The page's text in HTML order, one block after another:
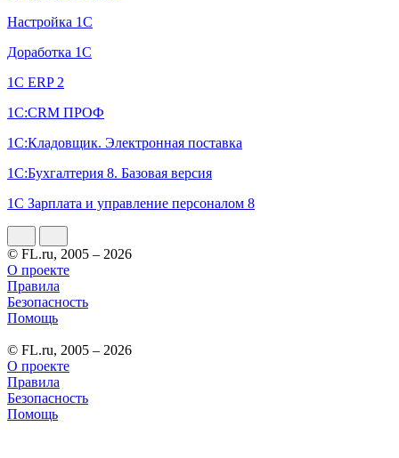
Настройка 1С
Доработка 1С
1С ERP 2
1С:CRM ПРОФ
1С:Кладовщик. Электронная поставка
1С:Бухгалтерия 8. Базовая версия
1С Зарплата и управление персоналом 8
© FL.ru, 2005 – 2026
О проекте
Правила
Безопасность
Помощь
© FL.ru, 2005 – 2026
О проекте
Правила
Безопасность
Помощь